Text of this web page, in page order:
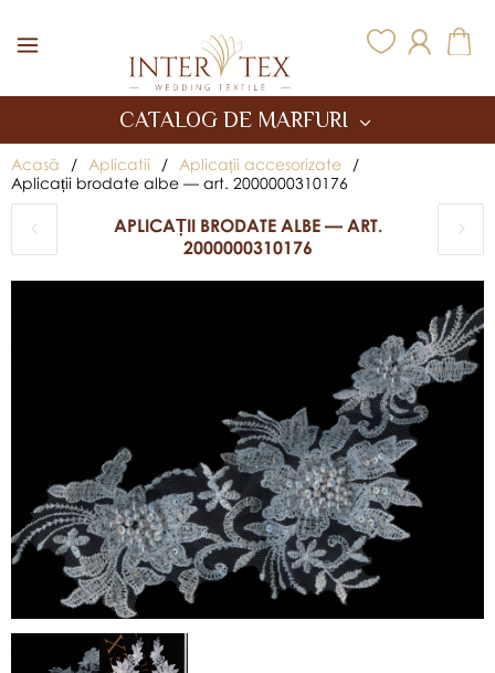
CATALOG DE MARFURI
Acasă / Aplicatii / Aplicații accesorizate
/
Aplicații brodate albe — art. 2000000310176
APLICAȚII BRODATE ALBE — ART.
2000000310176